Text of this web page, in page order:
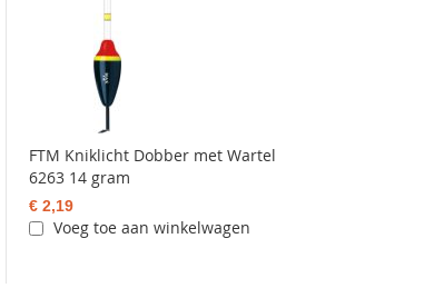
FTM Kniklicht Dobber met Wartel
6263 14 gram
€ 2,19
Voeg toe aan winkelwagen